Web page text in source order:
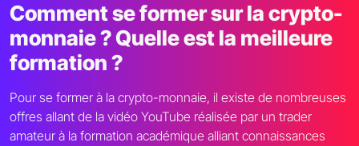
Comment se former sur la crypto-
monnaie ? Quelle est la meilleure
formation ?
Pour se former à la crypto-monnaie, il existe de nombreuses
offres allant de la vidéo YouTube réalisée par un trader
amateur à la formation académique alliant connaissances